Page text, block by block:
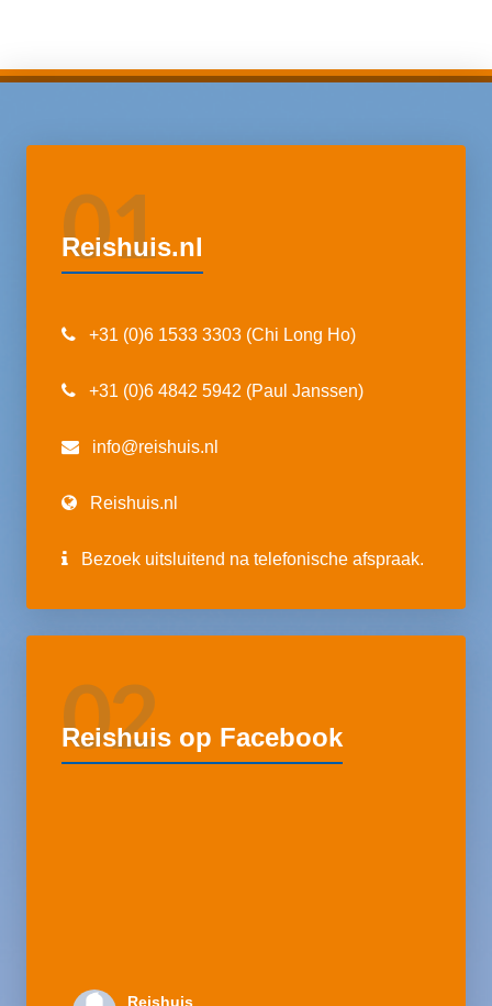
01
Reishuis.nl
+31 (0)6 1533 3303 (Chi Long Ho)
+31 (0)6 4842 5942 (Paul Janssen)
info@reishuis.nl
Reishuis.nl
Bezoek uitsluitend na telefonische afspraak.
02
Reishuis op Facebook
Reishuis